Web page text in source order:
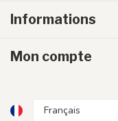
Informations
Mon compte